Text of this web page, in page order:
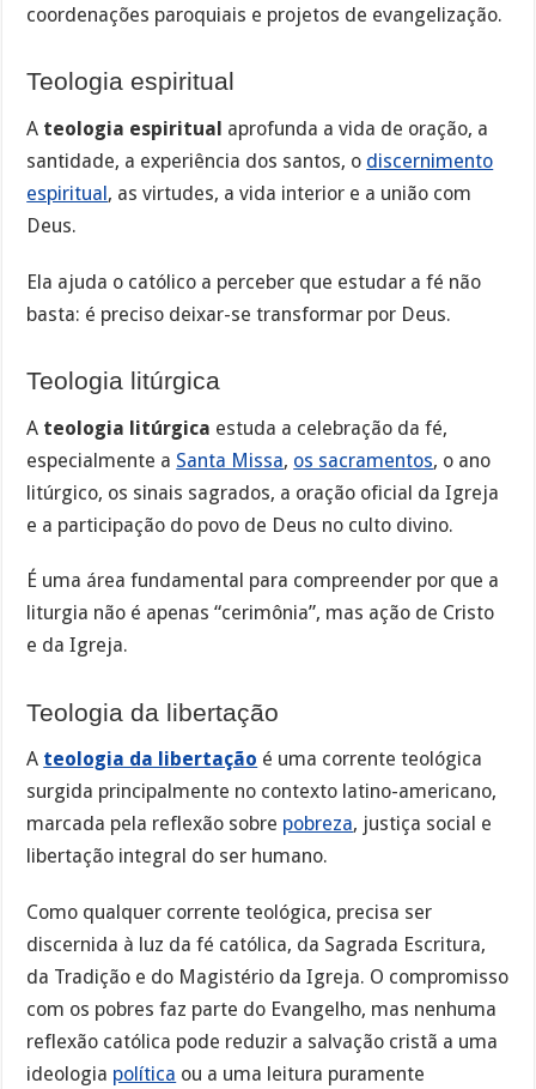
coordenações paroquiais e projetos de evangelização.
Teologia espiritual
A teologia espiritual aprofunda a vida de oração, a
santidade, a experiência dos santos, o discernimento
espiritual, as virtudes, a vida interior e a união com
Deus.
Ela ajuda o católico a perceber que estudar a fé não
basta: é preciso deixar-se transformar por Deus.
Teologia litúrgica
A teologia litúrgica estuda a celebração da fé,
especialmente a Santa Missa, os sacramentos, o ano
litúrgico, os sinais sagrados, a oração oficial da Igreja
e a participação do povo de Deus no culto divino.
É uma área fundamental para compreender por que a
liturgia não é apenas “cerimônia”, mas ação de Cristo
e da Igreja.
Teologia da libertação
A teologia da libertação é uma corrente teológica
surgida principalmente no contexto latino-americano,
marcada pela reflexão sobre pobreza, justiça social e
libertação integral do ser humano.
Como qualquer corrente teológica, precisa ser
discernida à luz da fé católica, da Sagrada Escritura,
da Tradição e do Magistério da Igreja. O compromisso
com os pobres faz parte do Evangelho, mas nenhuma
reflexão católica pode reduzir a salvação cristã a uma
ideologia política ou a uma leitura puramente